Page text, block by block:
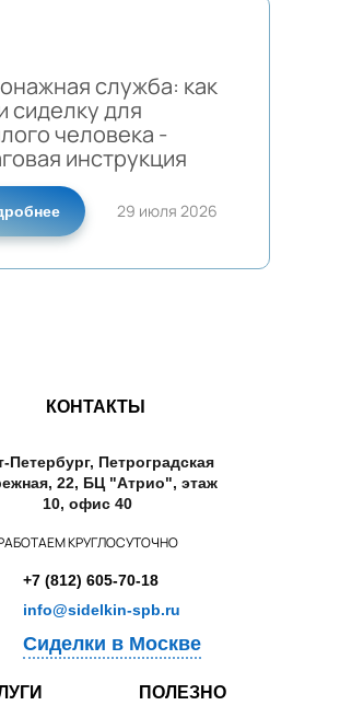
служба: как
сиделку для
человека -
инструкция
29 июля 2026
КОНТАКТЫ
Петербург, Петроградская
22, БЦ "Атрио", этаж
10, офис 40
КРУГЛОСУТОЧНО
+7 (812) 605-70-18
info@sidelkin-spb.ru
Сиделки в Москве
ПОЛЕЗНО